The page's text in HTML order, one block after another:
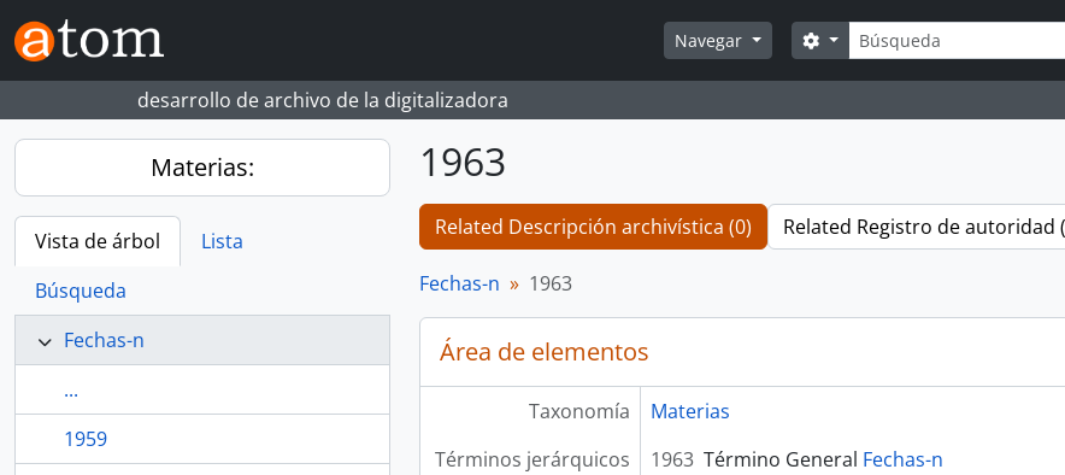
Skip to main content
Navegar
Búsqueda
Search options
desarrollo de archivo de la digitalizadora
Materias:
Vista de árbol
Lista
Búsqueda
Fechas-n
...
1959
1963
Related Descripción archivística (0) Related Registro de autoridad
Fechas-n 1963
Área de elementos
Taxonomía
Materias
Términos jerárquicos
1963 Término General Fechas-n